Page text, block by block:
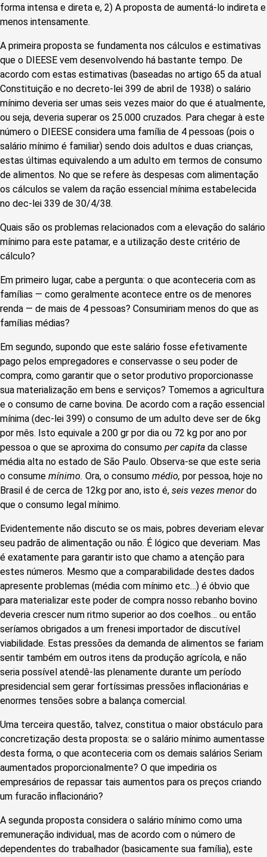
forma intensa e direta e, 2) A proposta de aumentá-lo indireta e
menos intensamente.
A primeira proposta se fundamenta nos cálculos e estimativas
que o DIEESE vem desenvolvendo há bastante tempo. De
acordo com estas estimativas (baseadas no artigo 65 da atual
Constituição e no decreto-lei 399 de abril de 1938) o salário
mínimo deveria ser umas seis vezes maior do que é atualmente,
ou seja, deveria superar os 25.000 cruzados. Para chegar à este
número o DIEESE considera uma família de 4 pessoas (pois o
salário mínimo é familiar) sendo dois adultos e duas crianças,
estas últimas equivalendo a um adulto em termos de consumo
de alimentos. No que se refere às despesas com alimentação
os cálculos se valem da ração essencial mínima estabelecida
no dec-lei 339 de 30/4/38.
Quais são os problemas relacionados com a elevação do salário
mínimo para este patamar, e a utilização deste critério de
cálculo?
Em primeiro lugar, cabe a pergunta: o que aconteceria com as
famílias — como geralmente acontece entre os de menores
renda — de mais de 4 pessoas? Consumiriam menos do que as
famílias médias?
Em segundo, supondo que este salário fosse efetivamente
pago pelos empregadores e conservasse o seu poder de
compra, como garantir que o setor produtivo proporcionasse
sua materialização em bens e serviços? Tomemos a agricultura
e o consumo de carne bovina. De acordo com a ração essencial
mínima (dec-lei 399) o consumo de um adulto deve ser de 6kg
por mês. Isto equivale a 200 gr por dia ou 72 kg por ano por
pessoa o que se aproxima do consumo per capita da classe
média alta no estado de São Paulo. Observa-se que este seria
o consume mínimo. Ora, o consumo médio, por pessoa, hoje no
Brasil é de cerca de 12kg por ano, isto é, seis vezes menordo
que o consumo legal mínimo.
Evidentemente não discuto se os mais, pobres deveriam elevar
seu padrão de alimentação ou não. É lógico que deveriam. Mas
é exatamente para garantir isto que chamo a atenção para
estes números. Mesmo que a comparabilidade destes dados
apresente problemas (média com mínimo etc…) é óbvio que
para materializar este poder de compra nosso rebanho bovino
deveria crescer num ritmo superior ao dos coelhos… ou então
seríamos obrigados a um frenesi importador de discutível
viabilidade. Estas pressões da demanda de alimentos se fariam
sentir também em outros itens da produção agrícola, e não
seria possível atendê-las plenamente durante um período
presidencial sem gerar fortíssimas pressões inflacionárias e
enormes tensões sobre a balança comercial.
Uma terceira questão, talvez, constitua o maior obstáculo para
concretização desta proposta: se o salário mínimo aumentasse
desta forma, o que aconteceria com os demais salários Seriam
aumentados proporcionalmente? O que impediria os
empresários de repassar tais aumentos para os preços criando
um furacão inflacionário?
A segunda proposta considera o salário mínimo como uma
remuneração individual, mas de acordo com o número de
dependentes do trabalhador (basicamente sua família), este